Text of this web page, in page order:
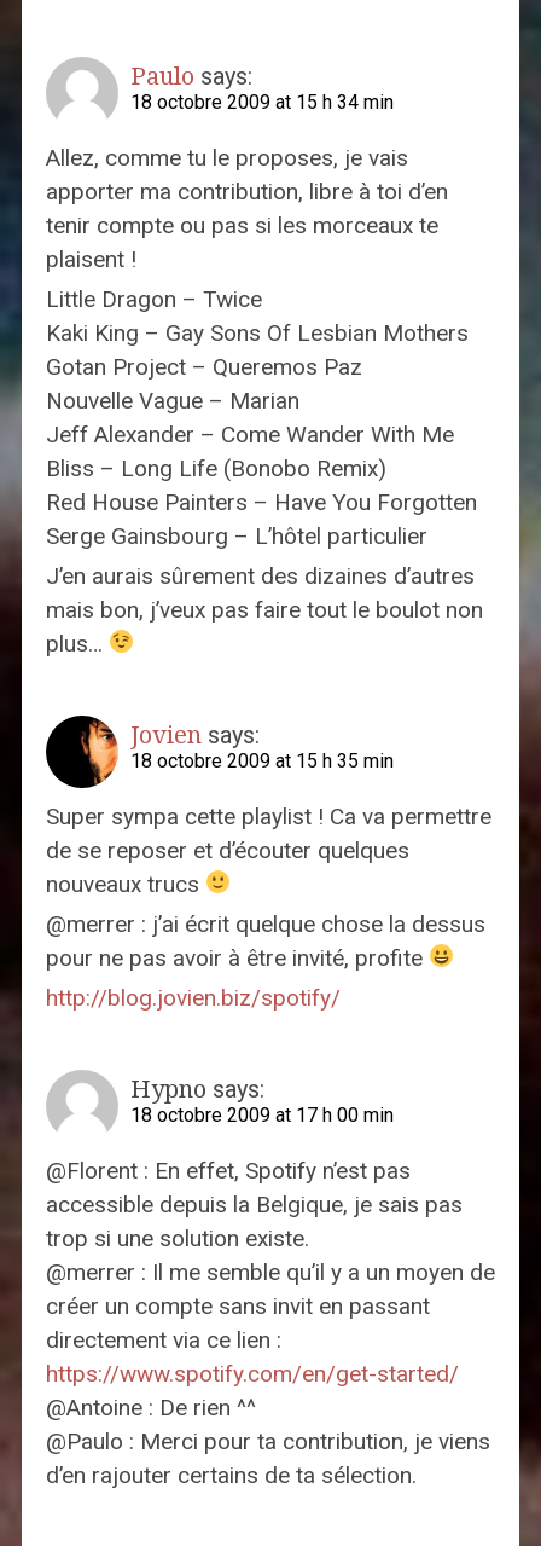
Paulo says:
18 octobre 2009 at 15 h 34 min
Allez, comme tu le proposes, je vais
apporter ma contribution, libre à toi d’en
tenir compte ou pas si les morceaux te
plaisent !
Little Dragon – Twice
Kaki King – Gay Sons Of Lesbian Mothers
Gotan Project – Queremos Paz
Nouvelle Vague – Marian
Jeff Alexander – Come Wander With Me
Bliss – Long Life (Bonobo Remix)
Red House Painters – Have You Forgotten
Serge Gainsbourg – L’hôtel particulier
J’en aurais sûrement des dizaines d’autres
mais bon, j’veux pas faire tout le boulot non
plus…
Jovien says:
18 octobre 2009 at 15 h 35 min
Super sympa cette playlist ! Ca va permettre
de se reposer et d’écouter quelques
nouveaux trucs
@merrer : j’ai écrit quelque chose la dessus
pour ne pas avoir à être invité, profite
http://blog.jovien.biz/spotify/
Hypno says:
18 octobre 2009 at 17 h 00 min
@Florent : En effet, Spotify n’est pas
accessible depuis la Belgique, je sais pas
trop si une solution existe.
@merrer : Il me semble qu’il y a un moyen de
créer un compte sans invit en passant
directement via ce lien :
https://www.spotify.com/en/get-started/
@Antoine : De rien ^^
@Paulo : Merci pour ta contribution, je viens
d’en rajouter certains de ta sélection.